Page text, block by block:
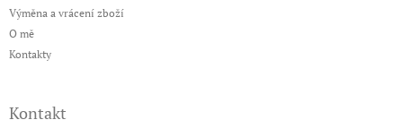
Výměna a vrácení zboží
O mě
Kontakty
Kontakt